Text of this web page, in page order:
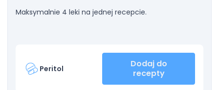
Maksymalnie 4 leki na jednej recepcie.
Peritol
Dodaj do
recepty